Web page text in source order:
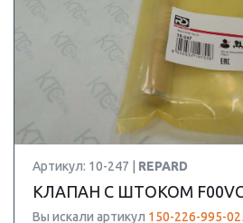
Артикул: 10-247 | REPARD
КЛАПАН С ШТОКОМ
Вы искали артикул 150-226-995-